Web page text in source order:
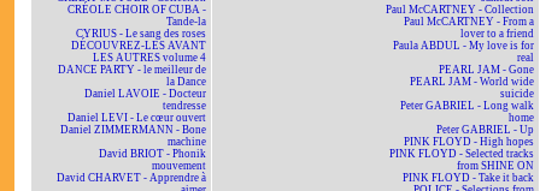
CRÉOLE CHOIR OF CUBA -
Tande-la
CYRIUS - Le sang des roses
DÉCOUVREZ-LES AVANT
LES AUTRES volume 4
DANCE PARTY - le meilleur de
la Dance
Daniel LAVOIE - Docteur
tendresse
Daniel LEVI - Le cœur ouvert
Daniel ZIMMERMANN - Bone
machine
David BRIOT - Phonik
mouvement
David CHARVET - Apprendre à
Paul McCARTNEY - Collection
Paul McCARTNEY - From a
lover to a friend
Paula ABDUL - My love is for
real
PEARL JAM - Gone
PEARL JAM - World wide
suicide
Peter GABRIEL - Long walk
home
Peter GABRIEL - Up
PINK FLOYD - High hopes
PINK FLOYD - Selected tracks
from SHINE ON
PINK FLOYD - Take it back